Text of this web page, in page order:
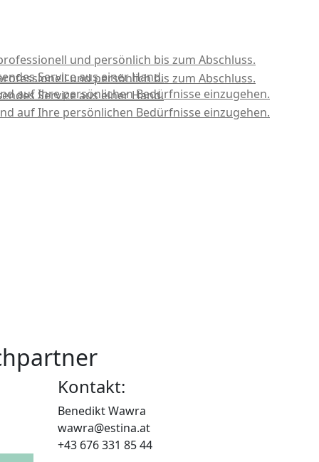
und persönlich bis zum Abschluss.
Service aus einer Hand.
auf Ihre persönlichen Bedürfnisse einzugehen.
und persönlich bis zum Abschluss.
Service aus einer Hand.
auf Ihre persönlichen Bedürfnisse einzugehen.
Kontakt:
Benedikt Wawra
wawra@estina.at
+43 676 331 85 44